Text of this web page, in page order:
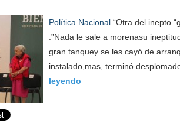
Política Nacional “Otra del inepto
.”Nada le sale a morenasu
gran tanquey se les cayó de
instalado,mas, terminó
leyendo